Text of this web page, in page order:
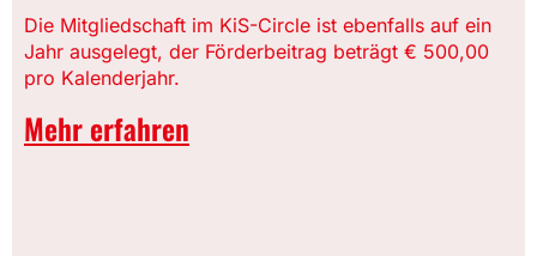
Die Mitgliedschaft im KiS-Circle ist ebenfalls auf ein
Jahr ausgelegt, der Förderbeitrag beträgt € 500,00
pro Kalenderjahr.
Mehr erfahren